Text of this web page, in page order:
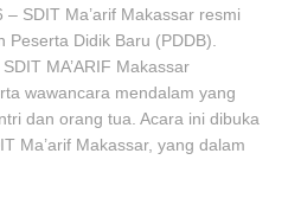
SDIT Ma’arif Makassar resmi
Peserta Didik Baru (PDDB).
MA’ARIF Makassar
wawancara mendalam yang
dan orang tua. Acara ini dibuka
Ma’arif Makassar, yang dalam